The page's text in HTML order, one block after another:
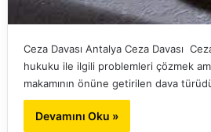
Ceza Davası Antalya Ceza Davası
hukuku ile ilgili problemleri çözmek
makamının önüne getirilen dava
Devamını Oku »